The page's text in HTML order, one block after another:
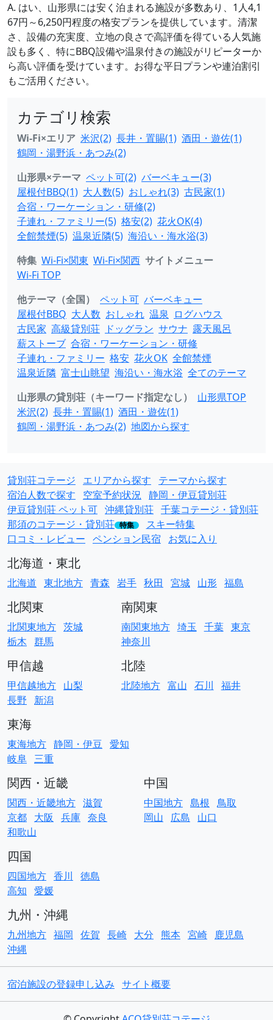
A. はい、山形県には安く泊まれる施設が多数あり、1人4,1
67円～6,250円程度の格安プランを提供しています。清潔
さ、設備の充実度、立地の良さで高評価を得ている人気施
設も多く、特にBBQ設備や温泉付きの施設がリピーターか
ら高い評価を受けています。お得な平日プランや連泊割引
もご活用ください。
カテゴリ検索
Wi-Fi×エリア 米沢(2) 長井・置賜(1) 酒田・遊佐(1)
鶴岡・湯野浜・あつみ(2)
山形県×テーマ ペット可(2) バーベキュー(3)
屋根付BBQ(1) 大人数(5) おしゃれ(3) 古民家(1)
合宿・ワーケーション・研修(2)
子連れ・ファミリー(5) 格安(2) 花火OK(4)
全館禁煙(5) 温泉近隣(5) 海沿い・海水浴(3)
特集 Wi-Fi×関東 Wi-Fi×関西 サイトメニュー
Wi-Fi TOP
他テーマ（全国）
ペット可 バーベキュー
屋根付BBQ 大人数 おしゃれ 温泉 ログハウス
古民家 高級貸別荘 ドッグラン サウナ 露天風呂
薪ストーブ 合宿・ワーケーション・研修
子連れ・ファミリー 格安 花火OK 全館禁煙
温泉近隣 富士山眺望 海沿い・海水浴 全てのテーマ
山形県の貸別荘（キーワード指定なし）
山形県TOP
米沢(2) 長井・置賜(1) 酒田・遊佐(1)
鶴岡・湯野浜・あつみ(2) 地図から探す
貸別荘コテージ エリアから探す
テーマから探す
宿泊人数で探す
空室予約状況 静岡・伊豆貸別荘
伊豆貸別荘 ペット可 沖縄貸別荘 千葉コテージ・貸別荘
那須のコテージ・貸別荘 特集
スキー特集
口コミ・レビュー ペンション民宿 お気に入り
北海道・東北
北海道 東北地方 青森 岩手 秋田 宮城 山形 福島
北関東
北関東地方 茨城
栃木 群馬
南関東
南関東地方 埼玉 千葉 東京
神奈川
甲信越
甲信越地方 山梨
長野
新潟
北陸
北陸地方 富山 石川 福井
東海
東海地方 静岡・伊豆 愛知
岐阜 三重
関西・近畿
関西・近畿地方 滋賀
京都 大阪 兵庫 奈良
和歌山
中国
中国地方 島根 鳥取
岡山
広島 山口
四国
四国地方 香川
徳島
高知 愛媛
九州・沖縄
九州地方 福岡 佐賀 長崎 大分 熊本 宮崎
鹿児島
沖縄
宿泊施設の登録申し込み サイト概要